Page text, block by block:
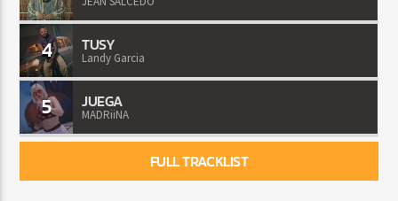
4 TUSY
Landy Garcia
5 JUEGA
MADRiiNA
FULL TRACKLIST